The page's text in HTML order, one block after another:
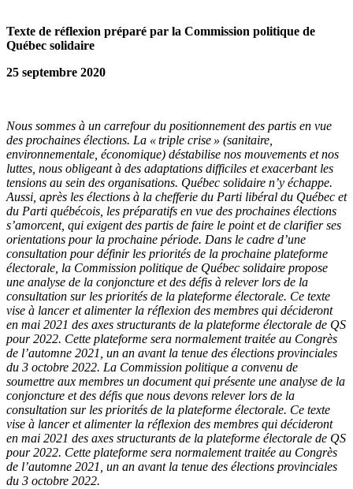
Texte de réflexion préparé par la Commission politique de
Québec solidaire
25 septembre 2020
Nous sommes à un carrefour du positionnement des partis en vue
des prochaines élections. La « triple crise » (sanitaire,
environnementale, économique) déstabilise nos mouvements et nos
luttes, nous obligeant à des adaptations difficiles et exacerbant les
tensions au sein des organisations. Québec solidaire n’y échappe.
Aussi, après les élections à la chefferie du Parti libéral du Québec et
du Parti québécois, les préparatifs en vue des prochaines élections
s’amorcent, qui exigent des partis de faire le point et de clarifier ses
orientations pour la prochaine période. Dans le cadre d’une
consultation pour définir les priorités de la prochaine plateforme
électorale, la Commission politique de Québec solidaire propose
une analyse de la conjoncture et des défis à relever lors de la
consultation sur les priorités de la plateforme électorale. Ce texte
vise à lancer et alimenter la réflexion des membres qui décideront
en mai 2021 des axes structurants de la plateforme électorale de QS
pour 2022. Cette plateforme sera normalement traitée au Congrès
de l’automne 2021, un an avant la tenue des élections provinciales
du 3 octobre 2022. La Commission politique a convenu de
soumettre aux membres un document qui présente une analyse de la
conjoncture et des défis que nous devons relever lors de la
consultation sur les priorités de la plateforme électorale. Ce texte
vise à lancer et alimenter la réflexion des membres qui décideront
en mai 2021 des axes structurants de la plateforme électorale de QS
pour 2022. Cette plateforme sera normalement traitée au Congrès
de l’automne 2021, un an avant la tenue des élections provinciales
du 3 octobre 2022.